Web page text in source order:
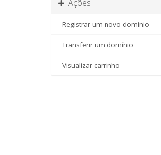
Ações
Registrar um novo domínio
Transferir um domínio
Visualizar carrinho